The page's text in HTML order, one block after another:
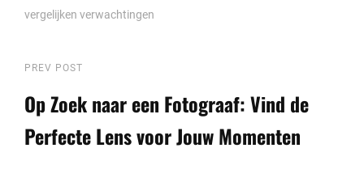
vergelijken verwachtingen
Berichtnavigatie
Previous
Post
PREV POST
Op Zoek naar een Fotograaf: Vind de
Perfecte Lens voor Jouw Momenten